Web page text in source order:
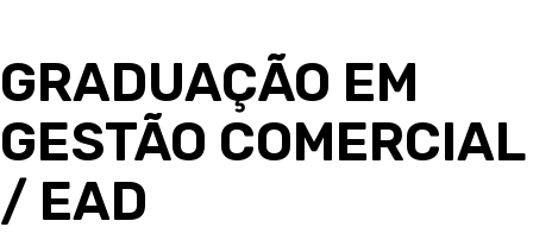
GRADUAÇÃO EM
GESTÃO COMERCIAL
/ EAD